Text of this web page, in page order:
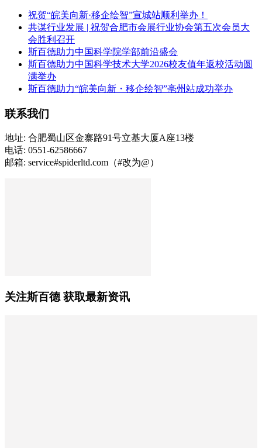
祝贺“皖美向新·移企绘智”宣城站顺利举办！
共谋行业发展 | 祝贺合肥市会展行业协会第五次会员大
会胜利召开
斯百德助力中国科学院学部前沿盛会
斯百德助力中国科学技术大学2026校友值年返校活动圆
满举办
斯百德助力“皖美向新・移企绘智”亳州站成功举办
联系我们
地址: 合肥蜀山区金寨路91号立基大厦A座13楼
电话: 0551-62586667
邮箱: service#spiderltd.com（#改为@）
关注斯百德 获取最新资讯